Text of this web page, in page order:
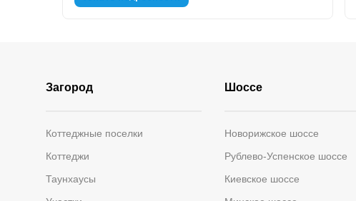
Загород
Коттеджные поселки
Коттеджи
Таунхаусы
Шоссе
Новорижское шоссе
Рублево-Успенское шоссе
Киевское шоссе